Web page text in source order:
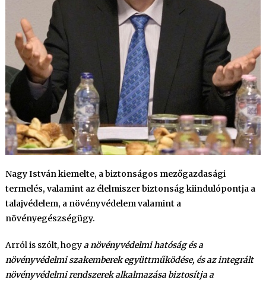
Nagy István kiemelte, a biztonságos mezőgazdasági
termelés, valamint az élelmiszer biztonság kiindulópontja a
talajvédelem, a növényvédelem valamint a
növényegészségügy.
Arról is szólt, hogya növényvédelmi hatóság és a
növényvédelmi szakemberek együttműködése, és az integrált
növényvédelmi rendszerek alkalmazása biztosítja a